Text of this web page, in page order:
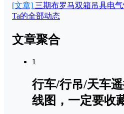
[文章] 三期布罗马双箱吊具电
Ta的全部动态
文章聚合
1
行车/行吊/天车
线图，一定要收